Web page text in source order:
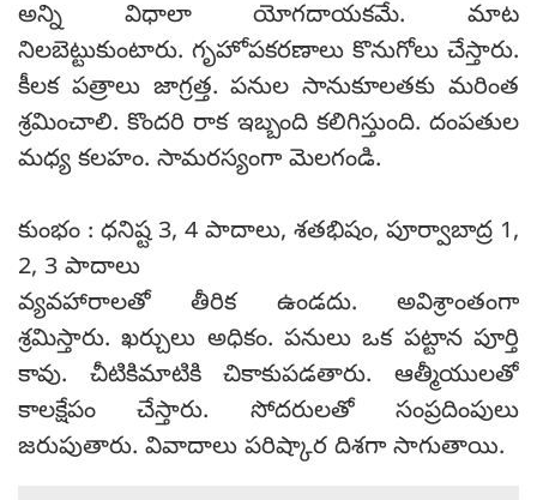
అన్ని విధాలా యోగదాయకమే. మాట
నిలబెట్టుకుంటారు. గృహోపకరణాలు కొనుగోలు చేస్తారు.
కీలక పత్రాలు జాగ్రత్త. పనుల సానుకూలతకు మరింత
శ్రమించాలి. కొందరి రాక ఇబ్బంది కలిగిస్తుంది. దంపతుల
మధ్య కలహం. సామరస్యంగా మెలగండి.
కుంభం : ధనిష్ట 3, 4 పాదాలు, శతభిషం, పూర్వాబాద్ర 1,
2, 3 పాదాలు
వ్యవహారాలతో తీరిక ఉండదు. అవిశ్రాంతంగా
శ్రమిస్తారు. ఖర్చులు అధికం. పనులు ఒక పట్టాన పూర్తి
కావు. చీటికిమాటికి చికాకుపడతారు. ఆత్మీయులతో
కాలక్షేపం చేస్తారు. సోదరులతో సంప్రదింపులు
జరుపుతారు. వివాదాలు పరిష్కార దిశగా సాగుతాయి.